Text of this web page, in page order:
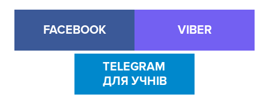
FACEBOOK VIBER
TELEGRAM
ДЛЯ УЧНІВ